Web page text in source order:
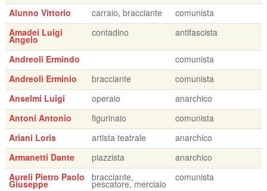
Alunno Vittorio
carraio, bracciante
comunista
Amadei Luigi
Angelo
contadino antifascista
Andreoli Ermindo
comunista
Andreoli Erminio
bracciante
comunista
Anselmi Luigi
operaio
anarchico
Antoni Antonio
figurinaio
comunista
Ariani Loris
artista teatrale
anarchico
Armanetti Dante
piazzista
anarchico
Aureli Pietro Paolo
Giuseppe
bracciante,
pescatore, merciaio
comunista